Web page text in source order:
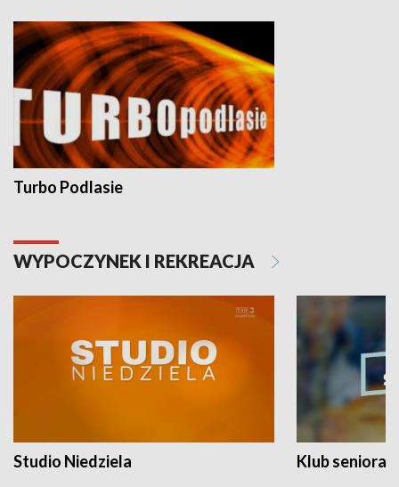
Turbo Podlasie
WYPOCZYNEK I REKREACJA
Studio Niedziela Klub seniora